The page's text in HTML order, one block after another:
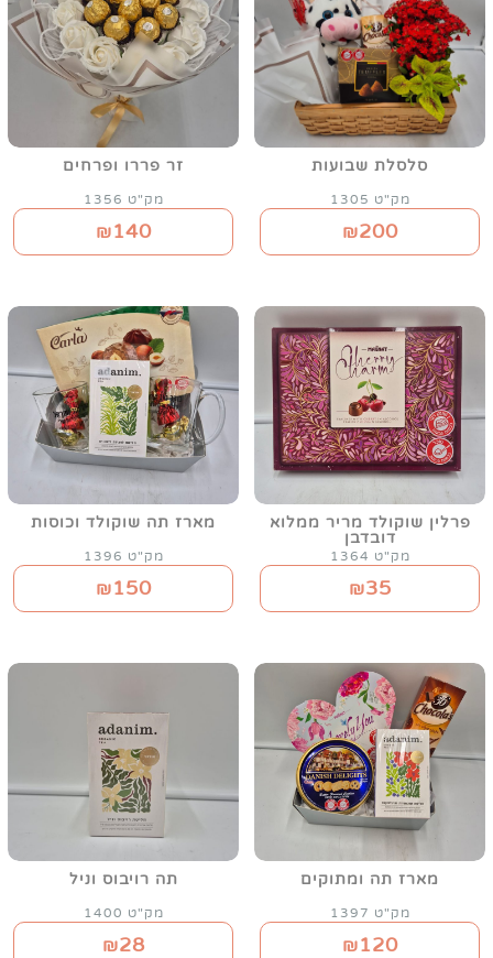
סלסלת שבועות
מק"ט 1305
₪200
זר פררו ופרחים
מק"ט 1356
₪140
פרלין שוקולד מריר ממלוא
דובדבן
מק"ט 1364
₪35
מארז תה שוקולד וכוסות
מק"ט 1396
₪150
מארז תה ומתוקים
מק"ט 1397
₪120
תה רויבוס וניל
מק"ט 1400
₪28